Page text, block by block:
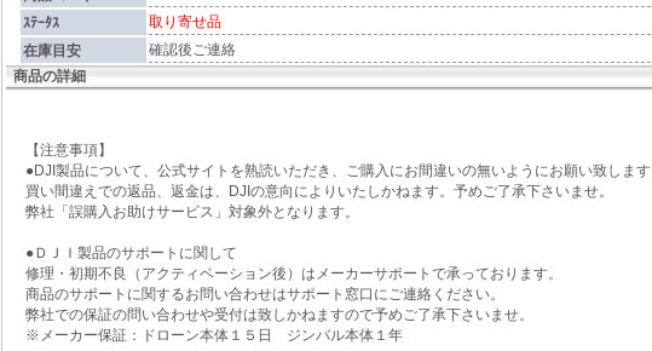
ｽﾃｰﾀｽ
取り寄せ品
在庫目安
確認後ご連絡
商品の詳細
【注意事項】
●DJI製品について、公式サイトを熟読いただき、ご購入にお間違いの無いようにお願い致しま
買い間違えでの返品、返金は、DJIの意向によりいたしかねます。予めご了承下さいませ。
弊社「誤購入お助けサービス」対象外となります。
●ＤＪＩ製品のサポートに関して
修理・初期不良（アクティベーション後）はメーカーサポートで承っております。
商品のサポートに関するお問い合わせはサポート窓口にご連絡ください。
弊社での保証の問い合わせや受付は致しかねますので予めご了承下さいませ。
※メーカー保証：ドローン本体１５日 ジンバル本体１年